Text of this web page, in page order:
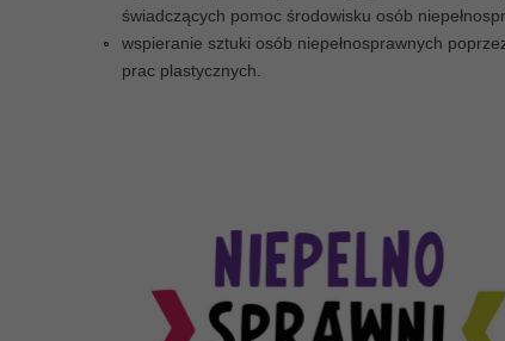
świadczących pomoc środowisku osób
wspieranie sztuki osób niepełnosprawnych
prac plastycznych.